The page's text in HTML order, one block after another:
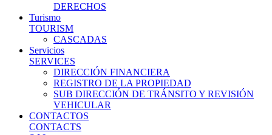
DERECHOS
Turismo
TOURISM
CASCADAS
Servicios
SERVICES
DIRECCIÓN FINANCIERA
REGISTRO DE LA PROPIEDAD
SUB DIRECCIÓN DE TRÁNSITO Y REVISIÓN
VEHICULAR
CONTACTOS
CONTACTS